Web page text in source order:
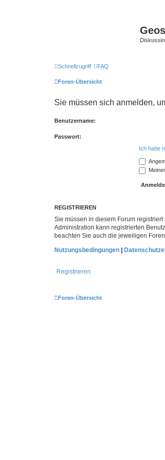
Schnellzugriff FAQ
Foren-Übersicht
Sie müssen sich anmelden,
Benutzername:
Passwort:
Ich habe
REGISTRIEREN
Sie müssen in diesem Forum
Administration kann registrierten
beachten Sie auch die jeweiligen
Nutzungsbedingungen
Registrieren
Foren-Übersicht